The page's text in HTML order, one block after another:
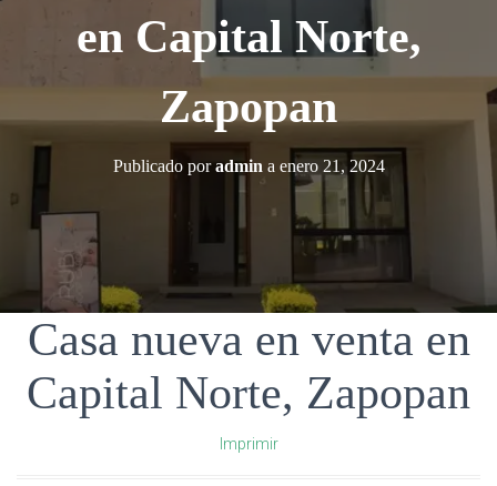
en Capital Norte,
Zapopan
Publicado poradmin a enero 21, 2024
Casa nueva en venta en
Capital Norte, Zapopan
Imprimir